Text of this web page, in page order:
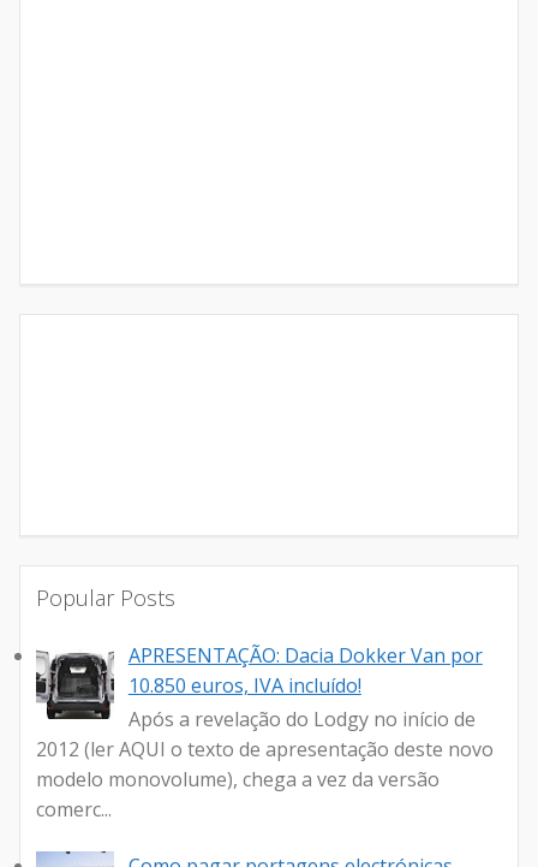
Popular Posts
APRESENTAÇÃO: Dacia Dokker Van por
10.850 euros, IVA incluído!
Após a revelação do Lodgy no início de
2012 (ler AQUI o texto de apresentação deste novo
modelo monovolume), chega a vez da versão
comerc...